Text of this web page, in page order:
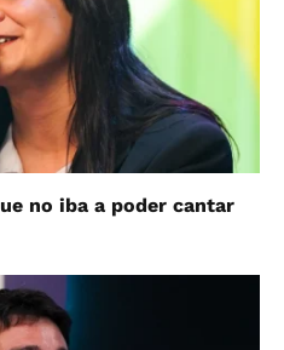
no iba a poder cantar